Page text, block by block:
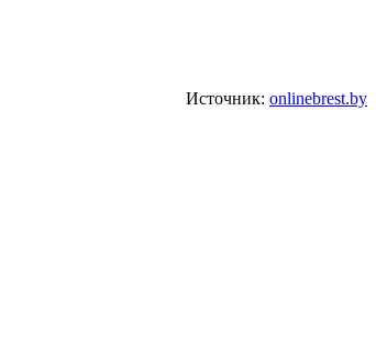
Источник: onlinebrest.by